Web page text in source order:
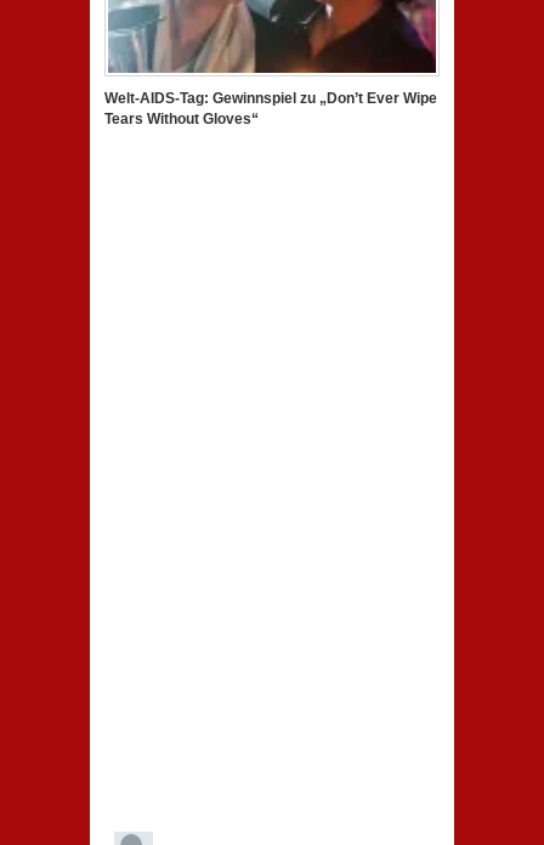
Welt-AIDS-Tag: Gewinnspiel zu „Don’t Ever Wipe
Tears Without Gloves“